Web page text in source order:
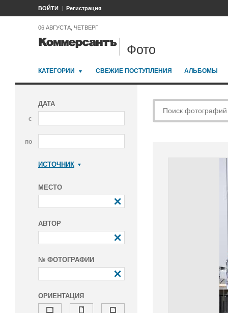
ВОЙТИ Регистрация
06 АВГУСТА, ЧЕТВЕРГ
Фото
КАТЕГОРИИ СВЕЖИЕ ПОСТУПЛЕНИЯ АЛЬБОМЫ
ДАТА
с
по
ИСТОЧНИК
МЕСТО
АВТОР
№ ФОТОГРАФИИ
ОРИЕНТАЦИЯ